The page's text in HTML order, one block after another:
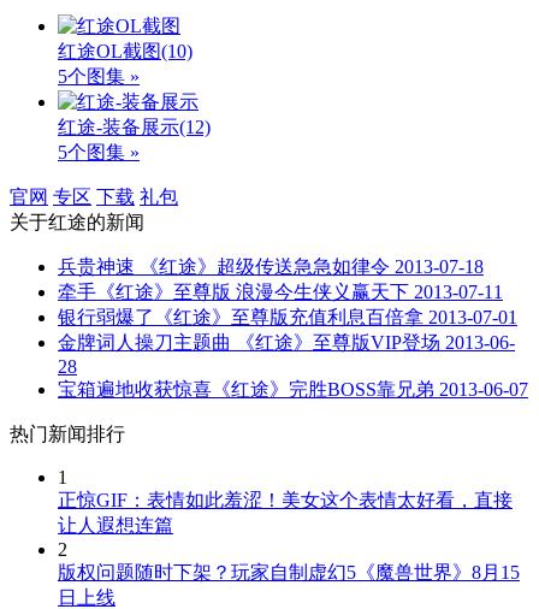
红途OL截图(10)
5个图集 »
红途-装备展示(12)
5个图集 »
官网 专区 下载 礼包
关于红途的新闻
兵贵神速 《红途》超级传送急急如律令 2013-07-18
牵手《红途》至尊版 浪漫今生侠义赢天下 2013-07-11
银行弱爆了《红途》至尊版充值利息百倍拿 2013-07-01
金牌词人操刀主题曲 《红途》至尊版VIP登场 2013-06-
28
宝箱遍地收获惊喜《红途》完胜BOSS靠兄弟 2013-06-07
热门新闻排行
1
正惊GIF：表情如此羞涩！美女这个表情太好看，直接
让人遐想连篇
2
版权问题随时下架？玩家自制虚幻5《魔兽世界》8月15
日上线